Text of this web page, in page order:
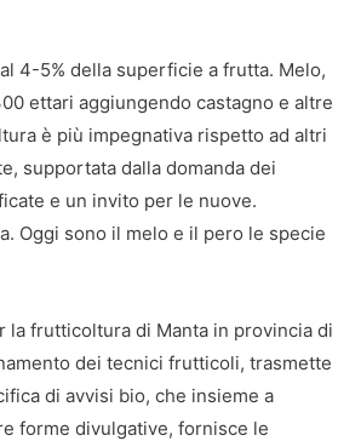
4-5% della superficie a frutta. Melo,
ettari aggiungendo castagno e altre
è più impegnativa rispetto ad altri
supportata dalla domanda dei
e un invito per le nuove.
Oggi sono il melo e il pero le specie
la frutticoltura di Manta in provincia di
dei tecnici frutticoli, trasmette
di avvisi bio, che insieme a
forme divulgative, fornisce le